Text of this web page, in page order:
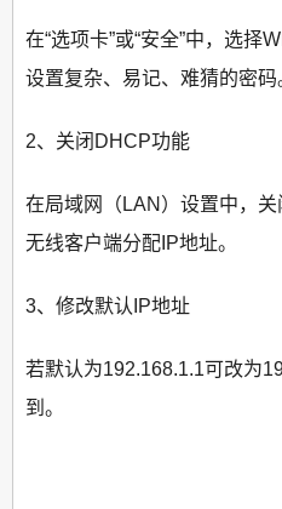
在“选项卡”或“安全”中，选择
设置复杂、易记、难猜的密码
2、关闭DHCP功能
在局域网（LAN）设置中，
无线客户端分配IP地址。
3、修改默认IP地址
若默认为192.168.1.1可改为
到。